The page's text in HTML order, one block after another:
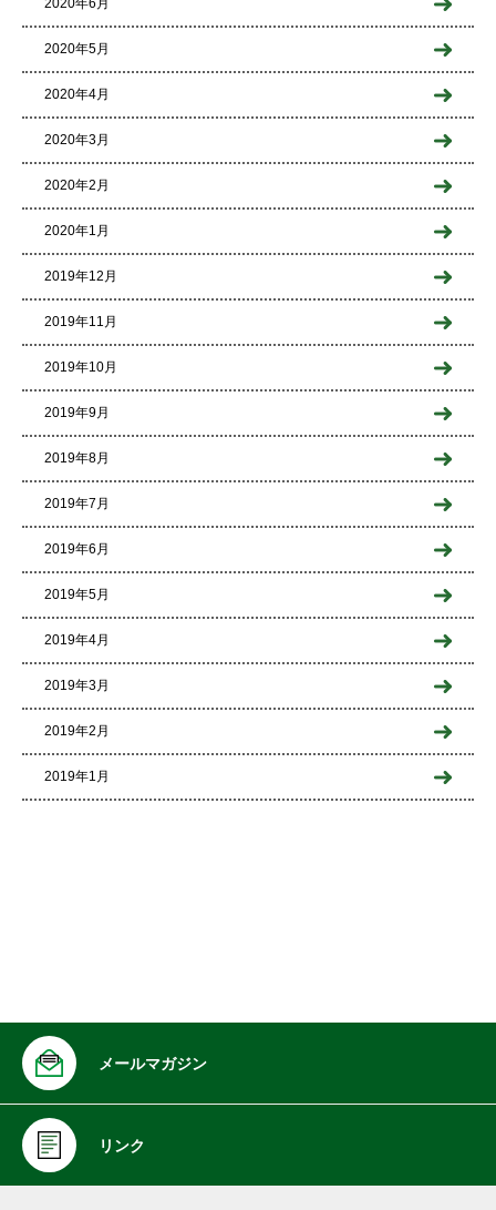
2020年6月
2020年5月
2020年4月
2020年3月
2020年2月
2020年1月
2019年12月
2019年11月
2019年10月
2019年9月
2019年8月
2019年7月
2019年6月
2019年5月
2019年4月
2019年3月
2019年2月
2019年1月
メールマガジン
リンク